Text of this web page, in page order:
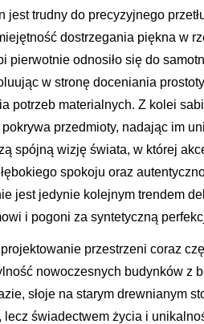
jest trudny do precyzyjnego
dostrzegania piękna w
pierwotnie odnosiło się do
w stronę doceniania
potrzeb materialnych. Z kolei
przedmioty, nadając im
spójną wizję świata, w której
spokoju oraz
jest jedynie kolejnym trendem
i pogoni za syntetyczną
przestrzeni coraz
nowoczesnych budynków z
słoje na starym drewnianym
lecz świadectwem życia i